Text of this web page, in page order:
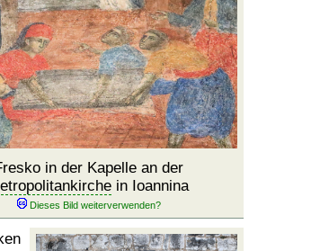
in der Kapelle an der
in Ioannina